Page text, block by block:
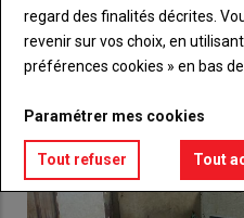
VOUS AIMEREZ AUSSI
regard des finalités décrites.
revenir sur vos choix, en
préférences cookies » en bas
Paramétrer mes cookies
Tout refuser Tout